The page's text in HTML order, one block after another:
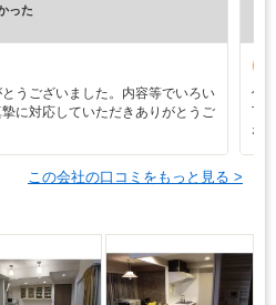
った
うございました。内容等でいろい
に対応していただきありがとうご
仕
下
な
この会社の口コミをもっと見る >